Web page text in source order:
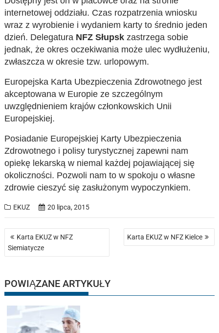
internetowej oddziału. Czas rozpatrzenia wniosku
wraz z wyrobienie i wydaniem karty to średnio jeden
dzień. Delegatura NFZ Słupsk zastrzega sobie
jednak, że okres oczekiwania może ulec wydłużeniu,
zwłaszcza w okresie tzw. urlopowym.
Europejska Karta Ubezpieczenia Zdrowotnego jest
akceptowana w Europie ze szczególnym
uwzględnieniem krajów członkowskich Unii
Europejskiej.
Posiadanie Europejskiej Karty Ubezpieczenia
Zdrowotnego i polisy turystycznej zapewni nam
opiekę lekarską w niemal każdej pojawiającej się
okoliczności. Pozwoli nam to w spokoju o własne
zdrowie cieszyć się zasłużonym wypoczynkiem.
EKUZ 20 lipca, 2015
Nawigacja
wpisu
Karta EKUZ w NFZ
Siemiatycze
Karta EKUZ w NFZ Kielce
POWIĄZANE ARTYKUŁY